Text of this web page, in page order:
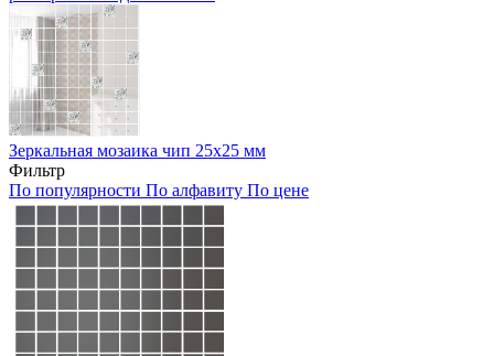
Зеркальная мозаика чип 25х25 мм
Фильтр
По популярности По алфавиту По цене